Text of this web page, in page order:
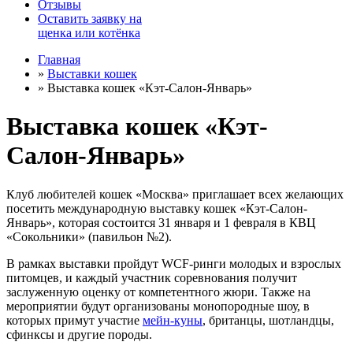
Отзывы
Оставить заявку на
щенка или котёнка
Главная
» Выставки кошек
» Выставка кошек «Кэт-Салон-Январь»
Выставка кошек «Кэт-
Салон-Январь»
Клуб любителей кошек «Москва» приглашает всех желающих
посетить международную выставку кошек «Кэт-Салон-
Январь», которая состоится 31 января и 1 февраля в КВЦ
«Сокольники» (павильон №2).
В рамках выставки пройдут WCF-ринги молодых и взрослых
питомцев, и каждый участник соревнования получит
заслуженную оценку от компетентного жюри. Также на
мероприятии будут организованы монопородные шоу, в
которых примут участие мейн-куны, британцы, шотландцы,
сфинксы и другие породы.